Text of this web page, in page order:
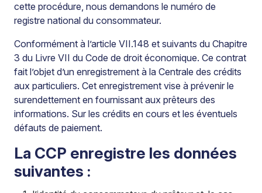
cette procédure, nous demandons le numéro de
registre national du consommateur.
Conformément à l’article VII.148 et suivants du Chapitre
3 du Livre VII du Code de droit économique. Ce contrat
fait l’objet d’un enregistrement à la Centrale des crédits
aux particuliers. Cet enregistrement vise à prévenir le
surendettement en fournissant aux prêteurs des
informations. Sur les crédits en cours et les éventuels
défauts de paiement.
La CCP enregistre les données
suivantes :